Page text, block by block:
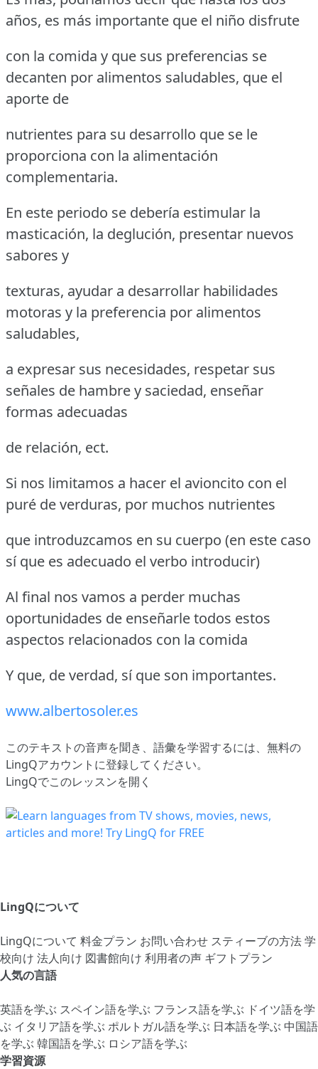
años, es más importante que el niño disfrute
con la comida y que sus preferencias se
decanten por alimentos saludables, que el
aporte de
nutrientes para su desarrollo que se le
proporciona con la alimentación
complementaria.
En este periodo se debería estimular la
masticación, la deglución, presentar nuevos
sabores y
texturas, ayudar a desarrollar habilidades
motoras y la preferencia por alimentos
saludables,
a expresar sus necesidades, respetar sus
señales de hambre y saciedad, enseñar
formas adecuadas
de relación, ect.
Si nos limitamos a hacer el avioncito con el
puré de verduras, por muchos nutrientes
que introduzcamos en su cuerpo (en este caso
sí que es adecuado el verbo introducir)
Al final nos vamos a perder muchas
oportunidades de enseñarle todos estos
aspectos relacionados con la comida
Y que, de verdad, sí que son importantes.
www.albertosoler.es
このテキストの音声を聞き、語彙を学習するには、 無料の
LingQアカウントに登録してください。
LingQでこのレッスンを開く
LingQについて
LingQについて 料金プラン お問い合わせ スティーブの方法学
校向け 法人向け 図書館向け 利用者の声 ギフトプラン
人気の言語
英語を学ぶ スペイン語を学ぶ フランス語を学ぶ ドイツ語を学
ぶ イタリア語を学ぶ ポルトガル語を学ぶ 日本語を学ぶ 中国語
を学ぶ 韓国語を学ぶ ロシア語を学ぶ
学習資源